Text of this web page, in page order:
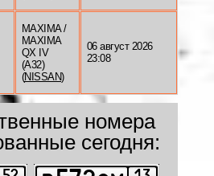
MAXIMA /
MAXIMA
QX IV
(A32)
(NISSAN)
06 август 2026
23:08
номера
сегодня: